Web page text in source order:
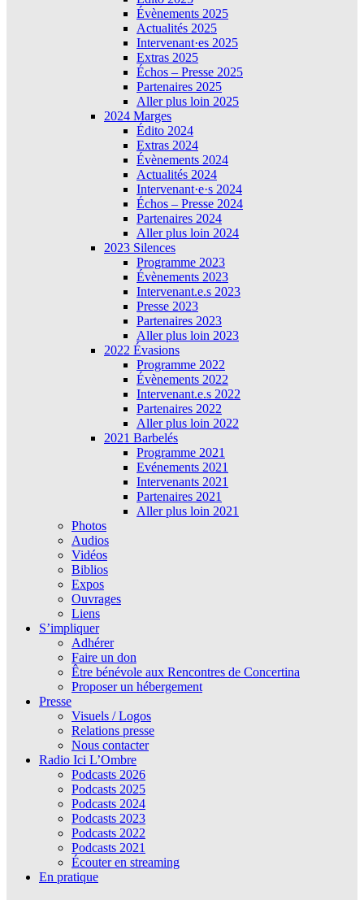
Évènements 2025
Actualités 2025
Intervenant·es 2025
Extras 2025
Échos – Presse 2025
Partenaires 2025
Aller plus loin 2025
2024 Marges
Édito 2024
Extras 2024
Évènements 2024
Actualités 2024
Intervenant·e·s 2024
Échos – Presse 2024
Partenaires 2024
Aller plus loin 2024
2023 Silences
Programme 2023
Évènements 2023
Intervenant.e.s 2023
Presse 2023
Partenaires 2023
Aller plus loin 2023
2022 Évasions
Programme 2022
Évènements 2022
Intervenant.e.s 2022
Partenaires 2022
Aller plus loin 2022
2021 Barbelés
Programme 2021
Evénements 2021
Intervenants 2021
Partenaires 2021
Aller plus loin 2021
Photos
Audios
Vidéos
Biblios
Expos
Ouvrages
Liens
S’impliquer
Adhérer
Faire un don
Être bénévole aux Rencontres de Concertina
Proposer un hébergement
Presse
Visuels / Logos
Relations presse
Nous contacter
Radio Ici L’Ombre
Podcasts 2026
Podcasts 2025
Podcasts 2024
Podcasts 2023
Podcasts 2022
Podcasts 2021
Écouter en streaming
En pratique